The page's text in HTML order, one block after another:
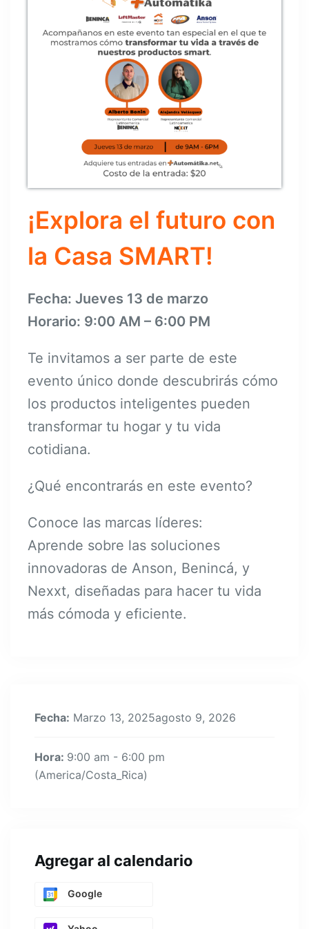
¡Explora el futuro con
la Casa SMART!
Fecha: Jueves 13 de marzo
Horario: 9:00 AM – 6:00 PM
Te invitamos a ser parte de este
evento único donde descubrirás cómo
los productos inteligentes pueden
transformar tu hogar y tu vida
cotidiana.
¿Qué encontrarás en este evento?
Conoce las marcas líderes:
Aprende sobre las soluciones
innovadoras de Anson, Benincá, y
Nexxt, diseñadas para hacer tu vida
más cómoda y eficiente.
Fecha: Marzo 13, 2025agosto 9, 2026
Hora: 9:00 am - 6:00 pm
(America/Costa_Rica)
Agregar al calendario
Google